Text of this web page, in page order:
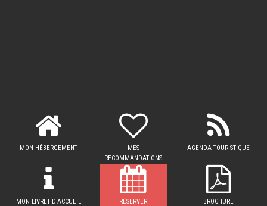
MON HÉBERGEMENT
MES
RECOMMANDATIONS
AGENDA TOURISTIQUE
MON LIVRET D'ACCUEIL RÉSERVER BROCHURE